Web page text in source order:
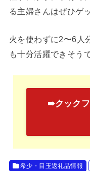
る主婦さんはぜひゲ
火を使わずに2〜6人
も十分活躍できそう
⇛クック
希少・目玉返礼品情報